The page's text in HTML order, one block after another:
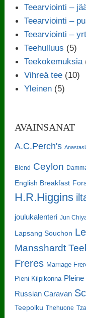
Teearviointi –
Teearviointi –
Teearviointi –
Teehulluus (5)
Teekokemuksia
Vihreä tee (10)
Yleinen (5)
AVAINSANAT
A.C.Perch's
Blend Ceylon
English Breakfast
H.R.Higgins
joulukalenteri Jun
Lapsang Souchon
Mansshardt
Freres Marriage
Pieni Kilpikonna Pleine
Russian Caravan
Teepolku Thehuone